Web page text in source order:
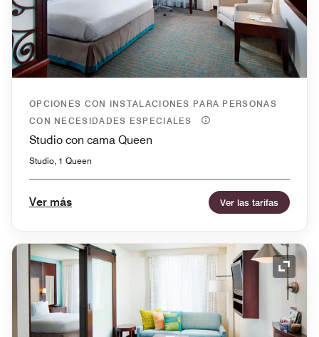
OPCIONES CON INSTALACIONES PARA PERSONAS
CON NECESIDADES ESPECIALES
Studio con cama Queen
Studio, 1 Queen
Ver más Ver las tarifas
Icono